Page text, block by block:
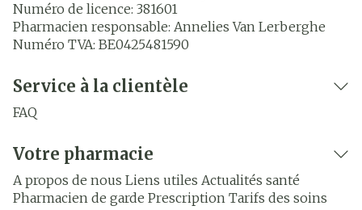
Numéro de licence: 381601
Pharmacien responsable: Annelies Van Lerberghe
Numéro TVA: BE0425481590
Service à la clientèle
FAQ
Votre pharmacie
A propos de nous Liens utiles Actualités santé
Pharmacien de garde Prescription Tarifs des soins